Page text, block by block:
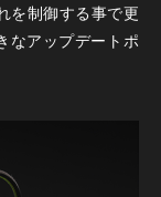
を制御する事で更
なアップデートポ